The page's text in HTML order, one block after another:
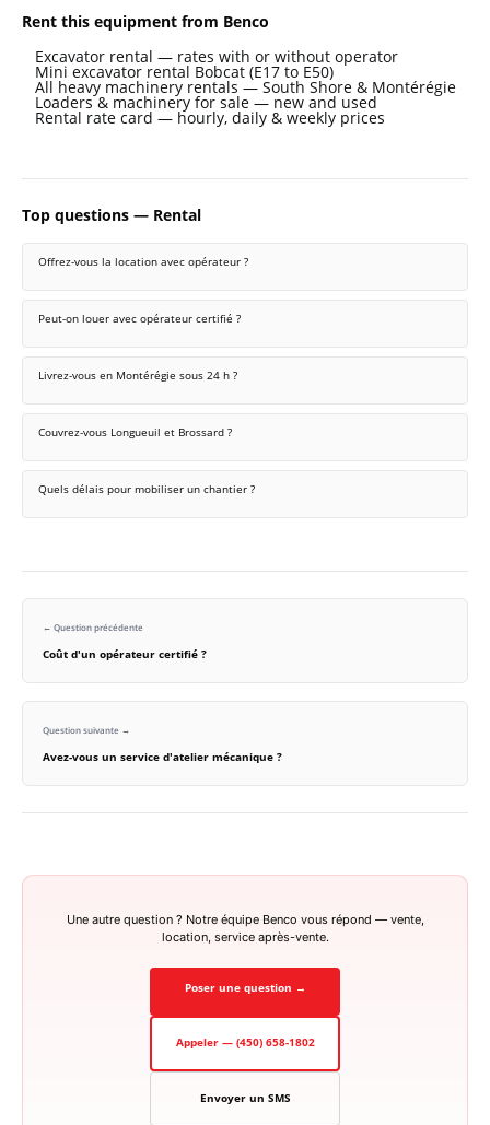
Rent this equipment from Benco
Excavator rental — rates with or without operator
Mini excavator rental Bobcat (E17 to E50)
All heavy machinery rentals — South Shore & Montérégie
Loaders & machinery for sale — new and used
Rental rate card — hourly, daily & weekly prices
Top questions — Rental
Offrez-vous la location avec opérateur ?
Peut-on louer avec opérateur certifié ?
Livrez-vous en Montérégie sous 24 h ?
Couvrez-vous Longueuil et Brossard ?
Quels délais pour mobiliser un chantier ?
← Question précédente
Coût d'un opérateur certifié ?
Question suivante →
Avez-vous un service d'atelier mécanique ?
Une autre question ? Notre équipe Benco vous répond — vente,
location, service après-vente.
Poser une question →
Appeler — (450) 658-1802
Envoyer un SMS